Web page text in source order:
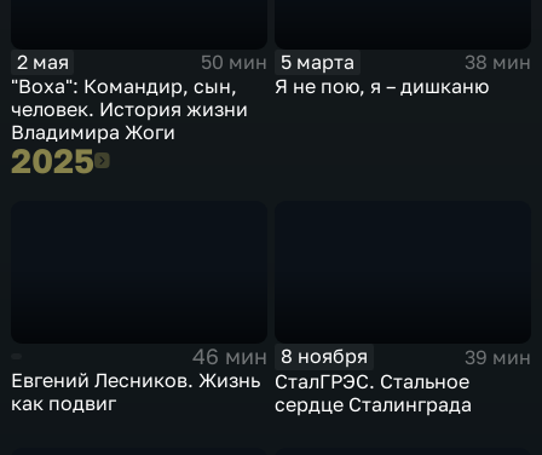
2 мая
50 мин
"Воха": Командир, сын,
человек. История жизни
Владимира Жоги
5 марта
38 мин
Я не пою, я – дишканю
20252025
46 мин
Евгений Лесников. Жизнь
как подвиг
8 ноября
39 мин
СталГРЭС. Стальное
сердце Сталинграда